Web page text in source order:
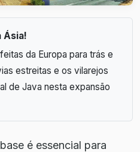
Ásia!
da Europa para trás e
estreitas e os vilarejos
de Java nesta expansão
é essencial para